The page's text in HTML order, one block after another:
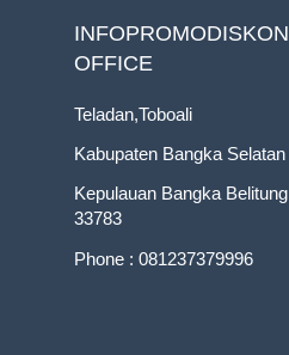
INFOPROMODISKON
OFFICE
Teladan,Toboali
Kabupaten Bangka Selatan
Kepulauan Bangka Belitung
33783
Phone : 081237379996